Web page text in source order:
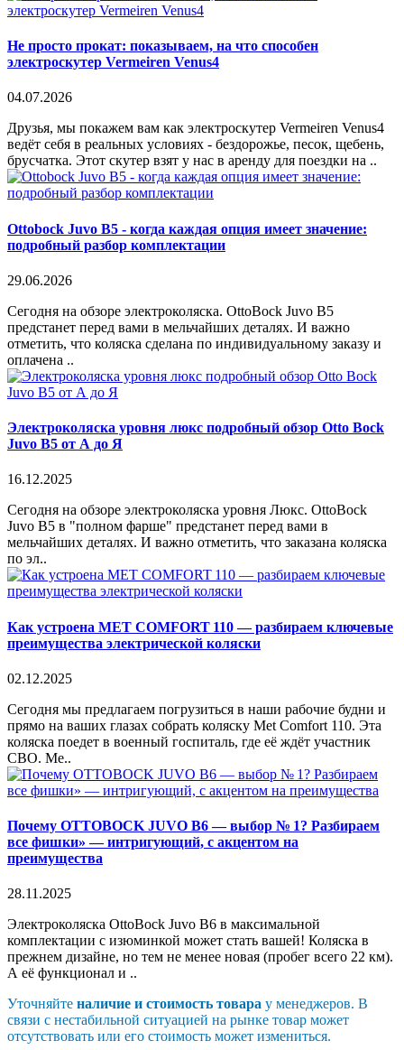
Не просто прокат: показываем, на что способен
электроскутер Vermeiren Venus4
04.07.2026
Друзья, мы покажем вам как электроскутер Vermeiren Venus4
ведёт себя в реальных условиях - бездорожье, песок, щебень,
брусчатка. Этот скутер взят у нас в аренду для поездки на ..
Ottobock Juvo B5 - когда каждая опция имеет значение:
подробный разбор комплектации
29.06.2026
Сегодня на обзоре электроколяска. OttoBock Juvo B5
предстанет перед вами в мельчайших деталях. И важно
отметить, что коляска сделана по индивидуальному заказу и
оплачена ..
Электроколяска уровня люкс подробный обзор Otto Bock
Juvo B5 от А до Я
16.12.2025
Сегодня на обзоре электроколяска уровня Люкс. OttoBock
Juvo B5 в "полном фарше" предстанет перед вами в
мельчайших деталях. И важно отметить, что заказана коляска
по эл..
Как устроена MET COMFORT 110 — разбираем ключевые
преимущества электрической коляски
02.12.2025
Сегодня мы предлагаем погрузиться в наши рабочие будни и
прямо на ваших глазах собрать коляску Met Comfort 110. Эта
коляска поедет в военный госпиталь, где её ждёт участник
СВО. Me..
Почему OTTOBOCK JUVO B6 — выбор № 1? Разбираем
все фишки» — интригующий, с акцентом на
преимущества
28.11.2025
Электроколяска OttoBock Juvo B6 в максимальной
комплектации с изюминкой может стать вашей! Коляска в
прежнем дизайне, но тем не менее новая (пробег всего 22 км).
А её функционал и ..
Уточняйте наличие и стоимость товара у менеджеров. В
связи с нестабильной ситуацией на рынке товар может
отсутствовать или его стоимость может измениться.